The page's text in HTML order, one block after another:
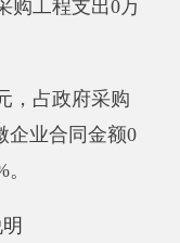
付的资
部门和上